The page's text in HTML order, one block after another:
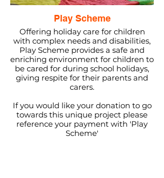
Play Scheme
Offering holiday care for children
with complex needs and disabilities,
Play Scheme provides a safe and
enriching environment for children to
be cared for during school holidays,
giving respite for their parents and
carers.
If you would like your donation to go
towards this unique project please
reference your payment with 'Play
Scheme'